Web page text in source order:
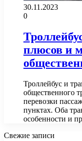
30.11.2023
0
плюсов и
Троллейбус и
общественного
перевозки
пунктах. Оба
особенности и
Свежие записи